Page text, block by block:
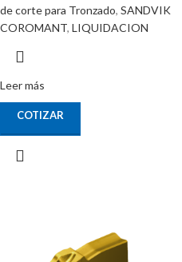
de corte para Tronzado, SANDVIK
COROMANT, LIQUIDACION
Leer más
COTIZAR